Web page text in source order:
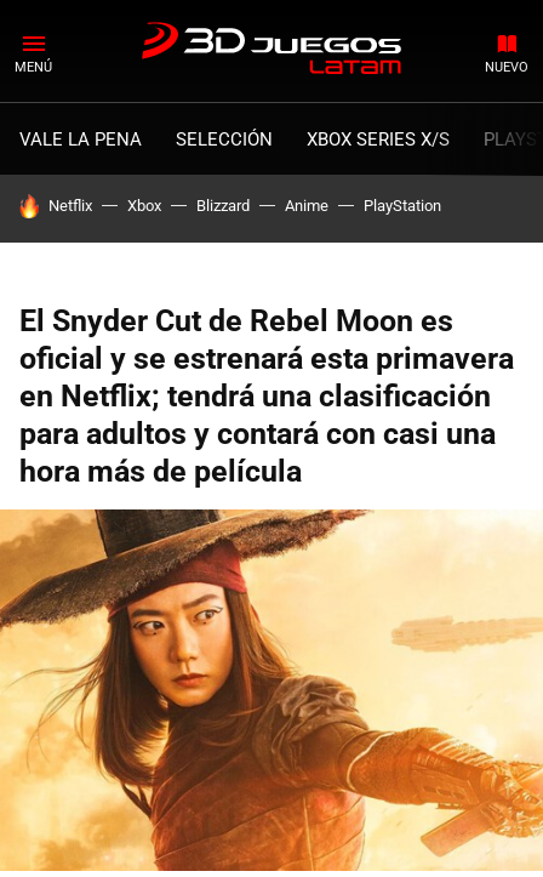
MENÚ NUEVO
VALE LA PENA SELECCIÓN XBOX SERIES X/S
HOY SE HABLA DE
Netflix Xbox Blizzard Anime PlayStation
El Snyder Cut de Rebel Moon es
oficial y se estrenará esta primavera
en Netflix; tendrá una clasificación
para adultos y contará con casi una
hora más de película